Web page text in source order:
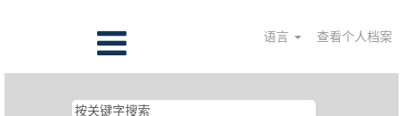
语言 查看个人档案